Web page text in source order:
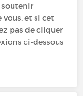
soutenir
et si cet
pas de cliquer
ci-dessous